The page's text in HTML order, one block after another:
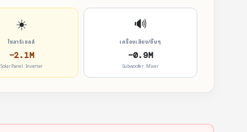
☀️
โซลาร์เซลล์
−2.1M
Solar Panel · Inverter
🔊
เครื่องเสียง/อื่นๆ
−0.9M
Subwoofer · Mixer